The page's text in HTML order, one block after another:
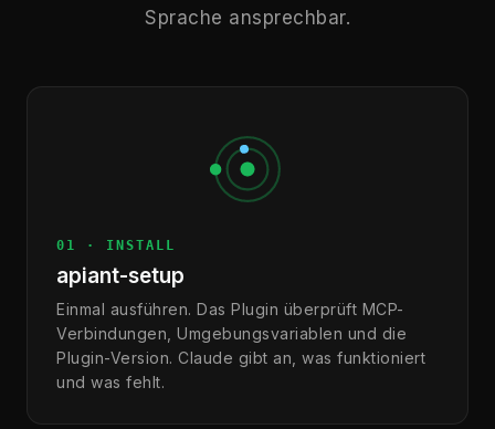
Sprache ansprechbar.
01 · INSTALL
apiant-setup
Einmal ausführen. Das Plugin überprüft MCP-
Verbindungen, Umgebungsvariablen und die
Plugin-Version. Claude gibt an, was funktioniert
und was fehlt.